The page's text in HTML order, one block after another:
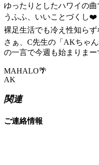
ゆったりとしたハワイの
うふふ、いいことづくし❤️
裸足生活でも冷え性知ら
さぁ、C先生の「AKちゃん
の一言で今週も始まりまー
MAHALO🌴
AK
関連
ご連絡情報